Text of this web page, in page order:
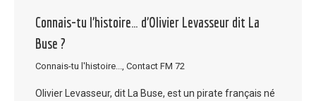
Connais-tu l’histoire… d’Olivier Levasseur dit La
Buse ?
Connais-tu l'histoire... Contact FM 72
Olivier Levasseur, dit La Buse, est un pirate français né